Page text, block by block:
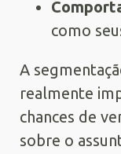
como
A
realmente
chances de
sobre o